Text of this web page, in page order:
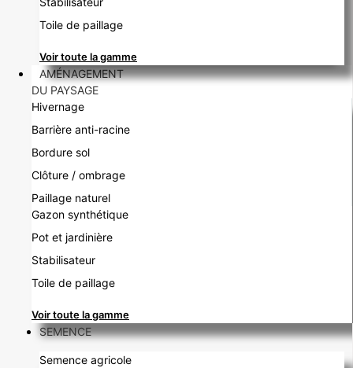
Toile de paillage
Voir toute la gamme
AMÉNAGEMENT
DU PAYSAGE
Hivernage
Barrière anti-racine
Bordure sol
Clôture / ombrage
Paillage naturel
Gazon synthétique
Pot et jardinière
Stabilisateur
Toile de paillage
Voir toute la gamme
SEMENCE
Semence agricole